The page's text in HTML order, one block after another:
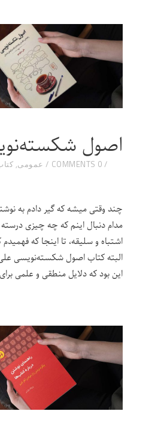
اصول
عمومی, 0 COMMENTS
چند وقتی میشه که گیر دادم به
مدام دنبال اینم که چه چیزی
اشتباه و سلیقه، تا اینجا که
البته کتاب اصول شکسته‌نویسی
این بود که دلایل منطقی و علمی برای